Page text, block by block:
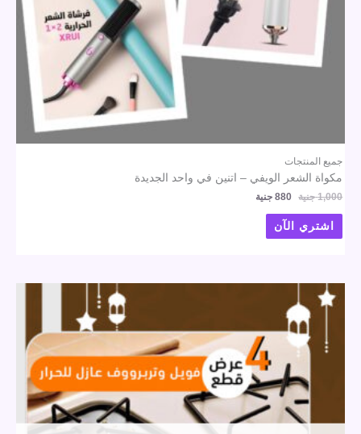
جميع المنتجات
مكواة الشعر الويفي – اتنين في واحد الجديدة
1,000 جنية 880 جنية
اشتري الآن